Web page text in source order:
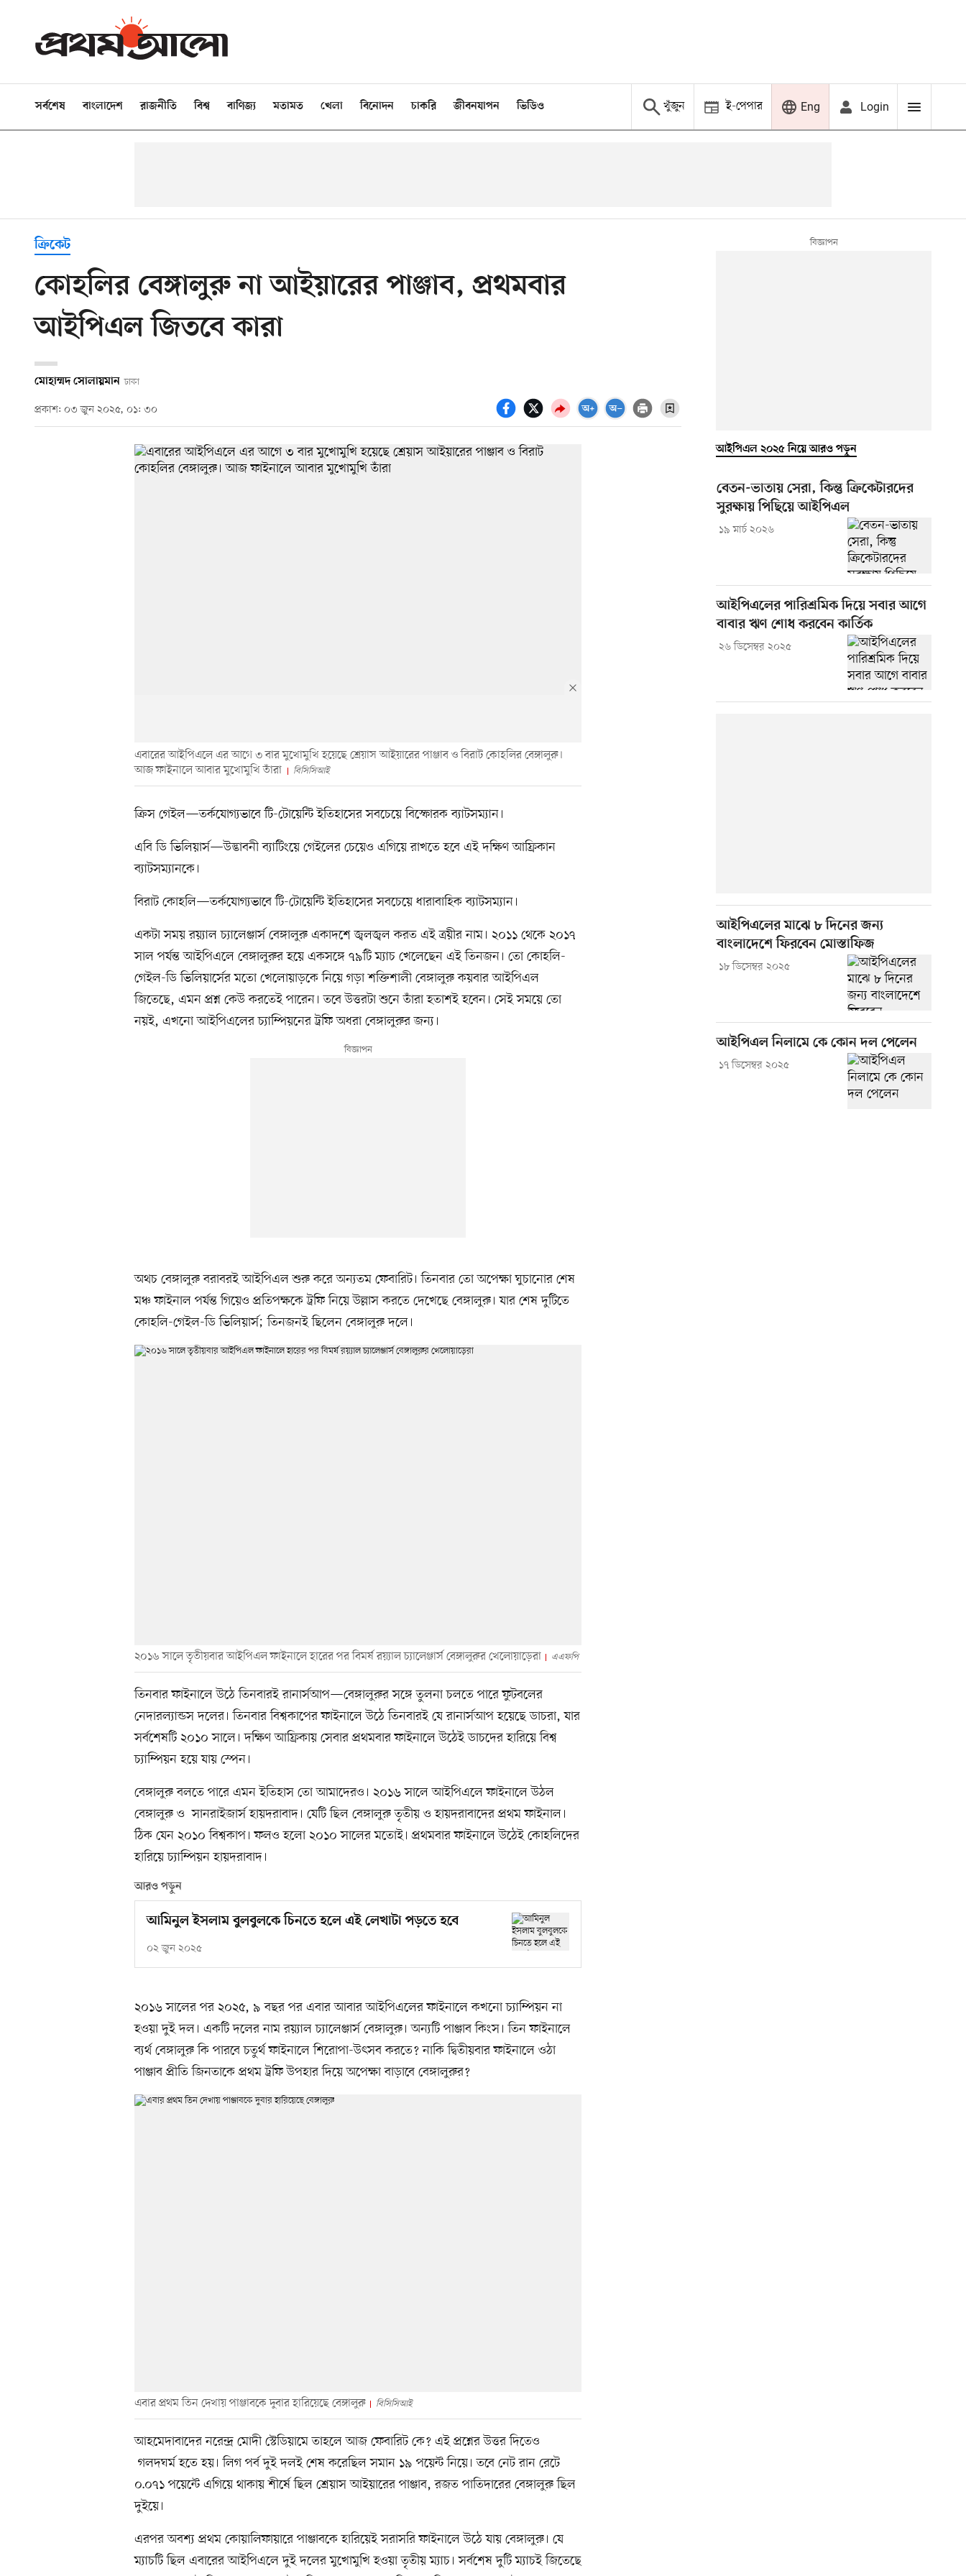
সর্বশেষ বাংলাদেশ রাজনীতি বিশ্ব বাণিজ্য মতামত খেলা বিনোদন চাকরি জীবনযাপন ভিডিও খুঁজুন ই-পেপার Eng Login
ক্রিকেট
কোহলির বেঙ্গালুরু না আইয়ারের পাঞ্জাব, প্রথমবার
আইপিএল জিতবে কারা
মোহাম্মদ সোলায়মান ঢাকা
প্রকাশ: ০৩ জুন ২০২৫, ০১: ৩০
এবারের আইপিএলে এর আগে ৩ বার মুখোমুখি হয়েছে শ্রেয়াস আইয়ারের পাঞ্জাব ও বিরাট কোহলির বেঙ্গালুরু।
আজ ফাইনালে আবার মুখোমুখি তাঁরা
বিসিসিআই
ক্রিস গেইল—তর্কযোগ্যভাবে টি-টোয়েন্টি ইতিহাসের সবচেয়ে বিস্ফোরক ব্যাটসম্যান।
এবি ডি ভিলিয়ার্স—উদ্ভাবনী ব্যাটিংয়ে গেইলের চেয়েও এগিয়ে রাখতে হবে এই দক্ষিণ আফ্রিকান
ব্যাটসম্যানকে।
বিরাট কোহলি—তর্কযোগ্যভাবে টি-টোয়েন্টি ইতিহাসের সবচেয়ে ধারাবাহিক ব্যাটসম্যান।
একটা সময় রয়্যাল চ্যালেঞ্জার্স বেঙ্গালুরু একাদশে জ্বলজ্বল করত এই ত্রয়ীর নাম। ২০১১ থেকে ২০১৭
সাল পর্যন্ত আইপিএলে বেঙ্গালুরুর হয়ে একসঙ্গে ৭৯টি ম্যাচ খেলেছেন এই তিনজন। তো কোহলি-
গেইল-ডি ভিলিয়ার্সের মতো খেলোয়াড়কে নিয়ে গড়া শক্তিশালী বেঙ্গালুরু কয়বার আইপিএল
জিতেছে, এমন প্রশ্ন কেউ করতেই পারেন। তবে উত্তরটা শুনে তাঁরা হতাশই হবেন। সেই সময়ে তো
নয়ই, এখনো আইপিএলের চ্যাম্পিয়নের ট্রফি অধরা বেঙ্গালুরুর জন্য।
অথচ বেঙ্গালুরু বরাবরই আইপিএল শুরু করে অন্যতম ফেবারিট। তিনবার তো অপেক্ষা ঘুচানোর শেষ
মঞ্চ ফাইনাল পর্যন্ত গিয়েও প্রতিপক্ষকে ট্রফি নিয়ে উল্লাস করতে দেখেছে বেঙ্গালুরু। যার শেষ দুটিতে
কোহলি-গেইল-ডি ভিলিয়ার্স; তিনজনই ছিলেন বেঙ্গালুরু দলে।
২০১৬ সালে তৃতীয়বার আইপিএল ফাইনালে হারের পর বিমর্ষ রয়্যাল চ্যালেঞ্জার্স বেঙ্গালুরুর খেলোয়াড়েরা এএফপি
তিনবার ফাইনালে উঠে তিনবারই রানার্সআপ—বেঙ্গালুরুর সঙ্গে তুলনা চলতে পারে ফুটবলের
নেদারল্যান্ডস দলের। তিনবার বিশ্বকাপের ফাইনালে উঠে তিনবারই যে রানার্সআপ হয়েছে ডাচরা, যার
সর্বশেষটি ২০১০ সালে। দক্ষিণ আফ্রিকায় সেবার প্রথমবার ফাইনালে উঠেই ডাচদের হারিয়ে বিশ্ব
চ্যাম্পিয়ন হয়ে যায় স্পেন।
বেঙ্গালুরু বলতে পারে এমন ইতিহাস তো আমাদেরও। ২০১৬ সালে আইপিএলে ফাইনালে উঠল
বেঙ্গালুরু ও সানরাইজার্স হায়দরাবাদ। যেটি ছিল বেঙ্গালুরু তৃতীয় ও হায়দরাবাদের প্রথম ফাইনাল।
ঠিক যেন ২০১০ বিশ্বকাপ। ফলও হলো ২০১০ সালের মতোই। প্রথমবার ফাইনালে উঠেই কোহলিদের
হারিয়ে চ্যাম্পিয়ন হায়দরাবাদ।
আরও পড়ুন
আমিনুল ইসলাম বুলবুলকে চিনতে হলে এই লেখাটা পড়তে হবে
০২ জুন ২০২৫
২০১৬ সালের পর ২০২৫, ৯ বছর পর এবার আবার আইপিএলের ফাইনালে কখনো চ্যাম্পিয়ন না
হওয়া দুই দল। একটি দলের নাম রয়্যাল চ্যালেঞ্জার্স বেঙ্গালুরু। অন্যটি পাঞ্জাব কিংস। তিন ফাইনালে
ব্যর্থ বেঙ্গালুরু কি পারবে চতুর্থ ফাইনালে শিরোপা-উৎসব করতে? নাকি দ্বিতীয়বার ফাইনালে ওঠা
পাঞ্জাব প্রীতি জিনতাকে প্রথম ট্রফি উপহার দিয়ে অপেক্ষা বাড়াবে বেঙ্গালুরুর?
এবার প্রথম তিন দেখায় পাঞ্জাবকে দুবার হারিয়েছে বেঙ্গালুরু বিসিসিআই
আহমেদাবাদের নরেন্দ্র মোদী স্টেডিয়ামে তাহলে আজ ফেবারিট কে? এই প্রশ্নের উত্তর দিতেও
গলদঘর্ম হতে হয়। লিগ পর্ব দুই দলই শেষ করেছিল সমান ১৯ পয়েন্ট নিয়ে। তবে নেট রান রেটে
০.০৭১ পয়েন্টে এগিয়ে থাকায় শীর্ষে ছিল শ্রেয়াস আইয়ারের পাঞ্জাব, রজত পাতিদারের বেঙ্গালুরু ছিল
দুইয়ে।
এরপর অবশ্য প্রথম কোয়ালিফায়ারে পাঞ্জাবকে হারিয়েই সরাসরি ফাইনালে উঠে যায় বেঙ্গালুরু। যে
ম্যাচটি ছিল এবারের আইপিএলে দুই দলের মুখোমুখি হওয়া তৃতীয় ম্যাচ। সর্বশেষ দুটি ম্যাচই জিতেছে
আইপিএল ২০২৫ নিয়ে আরও পড়ুন
বেতন-ভাতায় সেরা, কিন্তু ক্রিকেটারদের
সুরক্ষায় পিছিয়ে আইপিএল
১৯ মার্চ ২০২৬
আইপিএলের পারিশ্রমিক দিয়ে সবার আগে
বাবার ঋণ শোধ করবেন কার্তিক
২৬ ডিসেম্বর ২০২৫
আইপিএলের মাঝে ৮ দিনের জন্য
বাংলাদেশে ফিরবেন মোস্তাফিজ
১৮ ডিসেম্বর ২০২৫
আইপিএল নিলামে কে কোন দল পেলেন
১৭ ডিসেম্বর ২০২৫